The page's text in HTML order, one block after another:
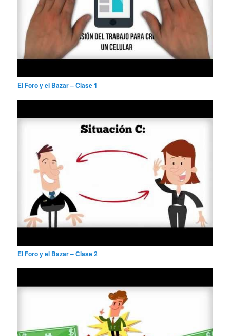
El Foro y el Bazar – Clase 1
El Foro y el Bazar – Clase 2